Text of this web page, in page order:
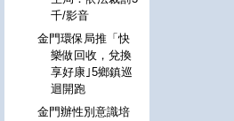
千/影音
金門環保局推「快
樂做回收，兌換
享好康｣5鄉鎮巡
迴開跑
金門辦性別意識培